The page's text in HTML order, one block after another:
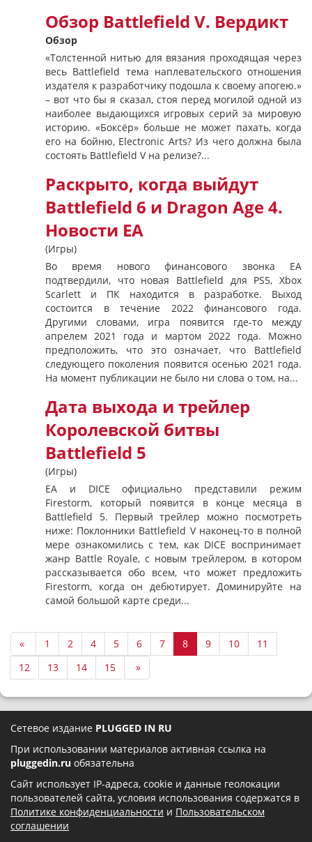
Обзор Battlefield V. Вердикт
Обзор
«Толстенной нитью для вязания проходящая через
весь Battlefield тема наплевательского отношения
издателя к разработчику подошла к своему апогею.»
– вот что бы я сказал, стоя перед могилой одной из
наиболее выдающихся игровых серий за мировую
историю. «Боксёр» больше не может пахать, когда
его на бойню, Electronic Arts? Из чего должна была
состоять Battlefield V на релизе?...
Раскрыто, когда выйдут
Battlefield 6 и Dragon Age 4.
Новости EA
(Игры)
Во время нового финансового звонка EA
подтвердили, что новая Battlefield для PS5, Xbox
Scarlett и ПК находится в разработке. Выход
состоится в течение 2022 финансового года.
Другими словами, игра появится где-то между
апрелем 2021 года и мартом 2022 года. Можно
предположить, что это означает, что Battlefield
следующего поколения появится осенью 2021 года.
На момент публикации не было ни слова о том, на...
Дата выхода и трейлер
Королевской битвы
Battlefield 5
(Игры)
EA и DICE официально представили режим
Firestorm, который появится в конце месяца в
Battlefield 5. Первый трейлер можно посмотреть
ниже: Поклонники Battlefield V наконец-то в полной
мере ознакомились с тем, как DICE воспринимает
жанр Battle Royale, с новым трейлером, в котором
рассказывается обо всем, что может предложить
Firestorm, когда он дебютирует. Доминируйте на
самой большой карте среди...
« 1 2 4 5 6 7 8 9 10
11
12
13 14 15 »
Сетевое издание PLUGGED IN RU
При использовании материалов активная ссылка на
pluggedin.ru обязательна
Сайт использует IP-адреса, cookie и данные геолокации
пользователей сайта, условия использования содержатся в
Политике конфиденциальности и Пользовательском
соглашении